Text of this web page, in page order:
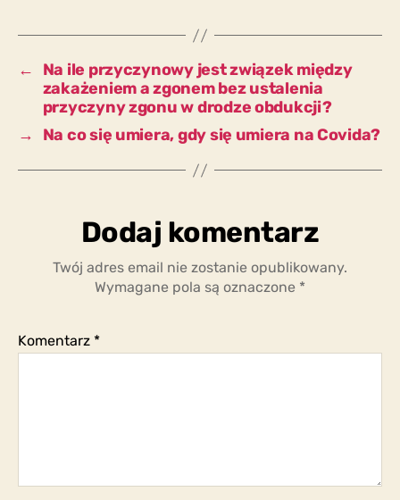
←
Na ile przyczynowy jest związek między
zakażeniem a zgonem bez ustalenia
przyczyny zgonu w drodze obdukcji?
→
Na co się umiera, gdy się umiera na Covida?
Dodaj komentarz
Twój adres email nie zostanie opublikowany.
Wymagane pola są oznaczone *
Komentarz *